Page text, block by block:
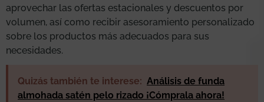
aprovechar las ofertas estacionales y descuentos por
volumen, así como recibir asesoramiento personalizado
sobre los productos más adecuados para sus
necesidades.
Quizás también te interese: Análisis de funda
almohada satén pelo rizado ¡Cómprala ahora!